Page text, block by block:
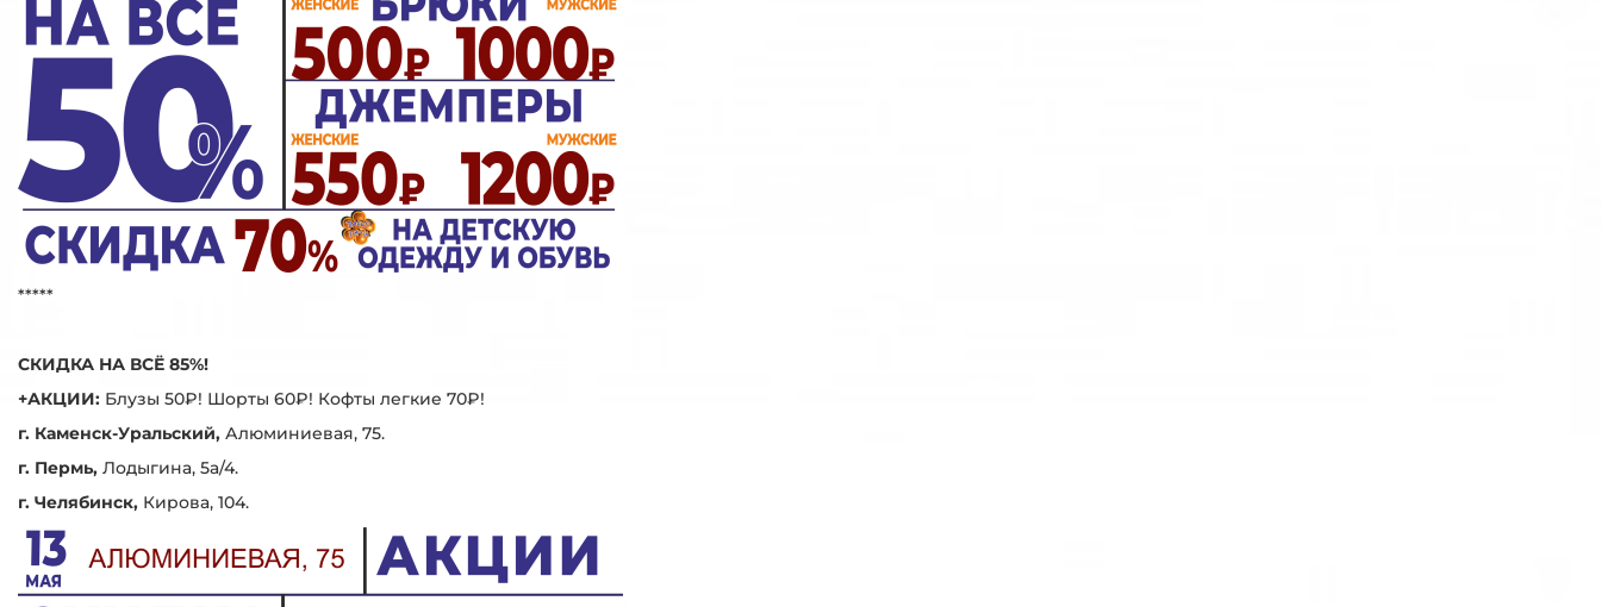
*****
СКИДКА НА ВСЁ 85%!
+АКЦИИ: Блузы 50₽! Шорты 60₽! Кофты легкие 70₽!
г. Каменск-Уральский, Алюминиевая, 75.
г. Пермь, Лодыгина, 5а/4.
г. Челябинск, Кирова, 104.